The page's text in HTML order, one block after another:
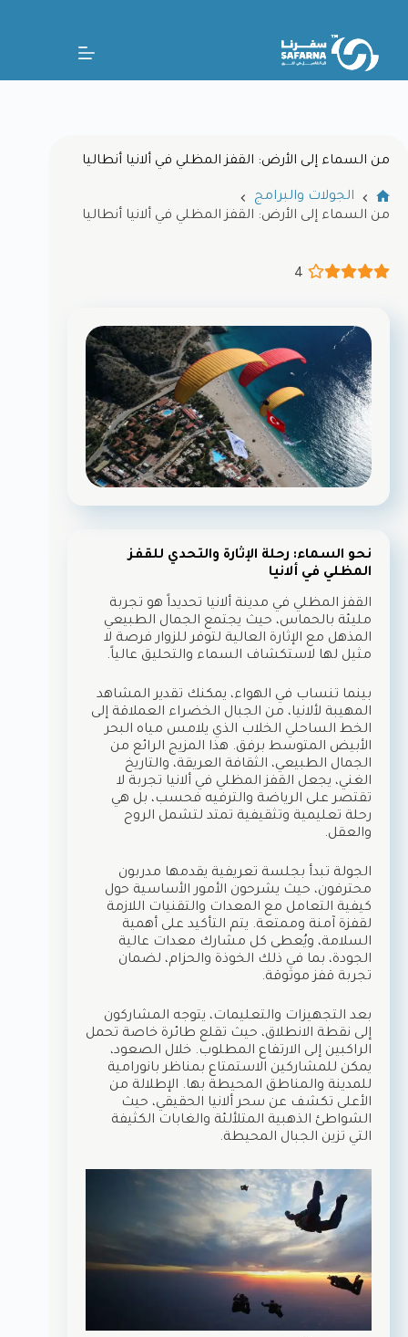
من السماء إلى الأرض: القفز المظلي في ألانيا أنطاليا
الجولات والبرامج
من السماء إلى الأرض: القفز المظلي في ألانيا أنطاليا
4
نحو السماء: رحلة الإثارة والتحدي للقفز
المظلي في ألانيا
القفز المظلي في مدينة ألانيا تحديداً هو تجربة
مليئة بالحماس، حيث يجتمع الجمال الطبيعي
المذهل مع الإثارة العالية لتوفر للزوار فرصة لا
مثيل لها لاستكشاف السماء والتحليق عالياً.
بينما تنساب في الهواء، يمكنك تقدير المشاهد
المهيبة لألانيا، من الجبال الخضراء العملاقة إلى
الخط الساحلي الخلاب الذي يلامس مياه البحر
الأبيض المتوسط برفق. هذا المزيج الرائع من
الجمال الطبيعي، الثقافة العريقة، والتاريخ
الغني، يجعل القفز المظلي في ألانيا تجربة لا
تقتصر على الرياضة والترفيه فحسب، بل هي
رحلة تعليمية وتثقيفية تمتد لتشمل الروح
والعقل.
الجولة تبدأ بجلسة تعريفية يقدمها مدربون
محترفون، حيث يشرحون الأمور الأساسية حول
كيفية التعامل مع المعدات والتقنيات اللازمة
لقفزة آمنة وممتعة. يتم التأكيد على أهمية
السلامة، ويُعطى كل مشارك معدات عالية
الجودة، بما في ذلك الخوذة والحزام، لضمان
تجربة قفز موثوقة.
بعد التجهيزات والتعليمات، يتوجه المشاركون
إلى نقطة الانطلاق، حيث تقلع طائرة خاصة تحمل
الراكبين إلى الارتفاع المطلوب. خلال الصعود،
يمكن للمشاركين الاستمتاع بمناظر بانورامية
للمدينة والمناطق المحيطة بها. الإطلالة من
الأعلى تكشف عن سحر ألانيا الحقيقي، حيث
الشواطئ الذهبية المتلألئة والغابات الكثيفة
التي تزين الجبال المحيطة.